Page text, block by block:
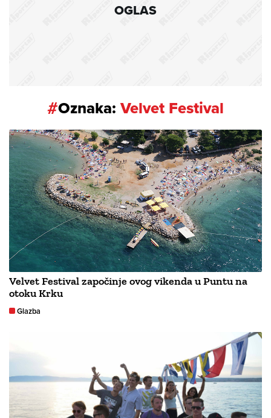
OGLAS
#Oznaka:Velvet Festival
Velvet Festival započinje ovog vikenda u Puntu na
otoku Krku
Glazba